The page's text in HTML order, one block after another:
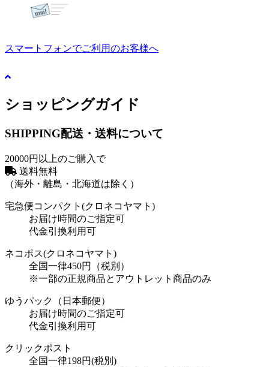
スマートフォンでご利用のお客様へ
ショッピングガイド
SHIPPING配送・送料について
20000円以上のご購入で
送料無料
（海外・離島・北海道は除く）
宅急便コンパクト(クロネコヤマト)
お届け時間のご指定可
代金引換利用可
ネコポス(クロネコヤマト)
全国一律450円（税別）
※一部の正規商品とアウトレット商品のみ
ゆうパック（日本郵便）
お届け時間のご指定可
代金引換利用可
クリックポスト
全国一律198円(税別)